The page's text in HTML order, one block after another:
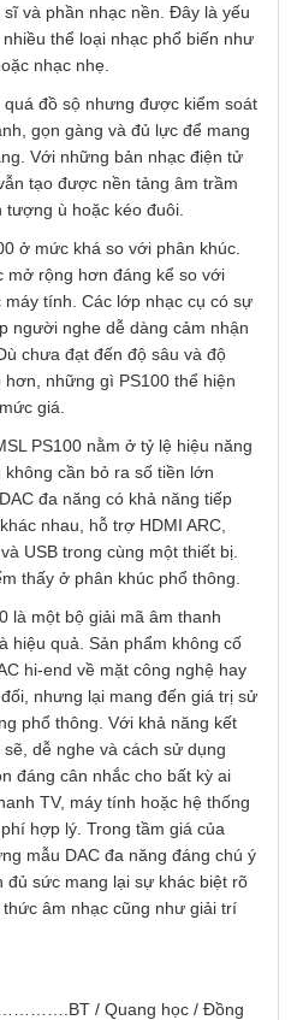
và phần nhạc nền. Đây là yếu
thể loại nhạc phổ biến như
nhạc nhẹ.
đồ sộ nhưng được kiểm soát
gọn gàng và đủ lực để mang
Với những bản nhạc điện tử
tạo được nền tảng âm trầm
ù hoặc kéo đuôi.
ở mức khá so với phân khúc.
mở rộng hơn đáng kể so với
tính. Các lớp nhạc cụ có sự
người nghe dễ dàng cảm nhận
chưa đạt đến độ sâu và độ
những gì PS100 thể hiện
giá.
PS100 nằm ở tỷ lệ hiệu năng
cần bỏ ra số tiền lớn
đa năng có khả năng tiếp
nhau, hỗ trợ HDMI ARC,
USB trong cùng một thiết bị.
thấy ở phân khúc phổ thông.
là một bộ giải mã âm thanh
hiệu quả. Sản phẩm không cố
hi-end về mặt công nghệ hay
nhưng lại mang đến giá trị sử
phổ thông. Với khả năng kết
dễ nghe và cách sử dụng
đáng cân nhắc cho bất kỳ ai
TV, máy tính hoặc hệ thống
hợp lý. Trong tầm giá của
mẫu DAC đa năng đáng chú ý
đủ sức mang lại sự khác biệt rõ
âm nhạc cũng như giải trí
/ Quang học / Đồng